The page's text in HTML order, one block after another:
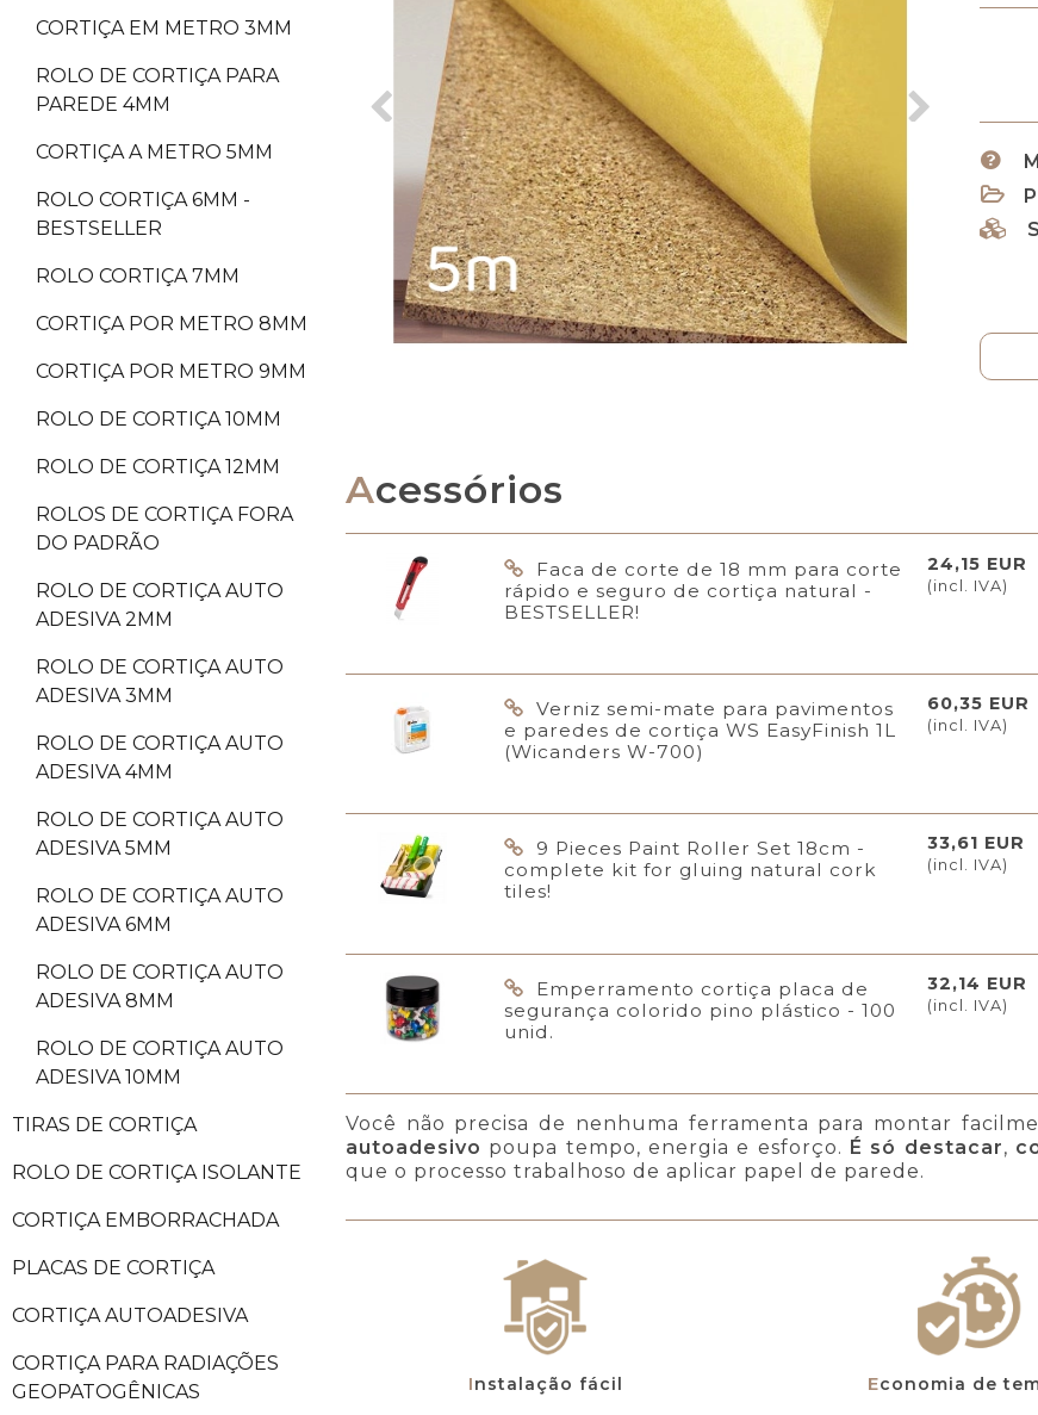
CORTIÇA EM METRO 3MM
ROLO DE CORTIÇA PARA
PAREDE 4MM
CORTIÇA A METRO 5MM
ROLO CORTIÇA 6MM -
BESTSELLER
ROLO CORTIÇA 7MM
CORTIÇA POR METRO 8MM
CORTIÇA POR METRO 9MM
ROLO DE CORTIÇA 10MM
ROLO DE CORTIÇA 12MM
ROLOS DE CORTIÇA FORA
DO PADRÃO
ROLO DE CORTIÇA AUTO
ADESIVA 2MM
ROLO DE CORTIÇA AUTO
ADESIVA 3MM
ROLO DE CORTIÇA AUTO
ADESIVA 4MM
ROLO DE CORTIÇA AUTO
ADESIVA 5MM
ROLO DE CORTIÇA AUTO
ADESIVA 6MM
ROLO DE CORTIÇA AUTO
ADESIVA 8MM
ROLO DE CORTIÇA AUTO
ADESIVA 10MM
TIRAS DE CORTIÇA
ROLO DE CORTIÇA ISOLANTE
CORTIÇA EMBORRACHADA
PLACAS DE CORTIÇA
CORTIÇA AUTOADESIVA
CORTIÇA PARA RADIAÇÕES
GEOPATOGÊNICAS
Acessórios
Faca de corte de 18 mm para corte
rápido e seguro de cortiça natural -
BESTSELLER!
24,15 EUR
(incl. IVA)
Verniz semi-mate para pavimentos
e paredes de cortiça WS EasyFinish 1L
(Wicanders W-700)
60,35 EUR
(incl. IVA)
9 Pieces Paint Roller Set 18cm -
complete kit for gluing natural cork
tiles!
33,61 EUR
(incl. IVA)
Emperramento cortiça placa de
segurança colorido pino plástico - 100
unid.
32,14 EUR
(incl. IVA)
Você não precisa de nenhuma ferramenta para montar
autoadesivo poupa tempo, energia e esforço. É só destacar,
que o processo trabalhoso de aplicar papel de parede.
Instalação fácil Economia de